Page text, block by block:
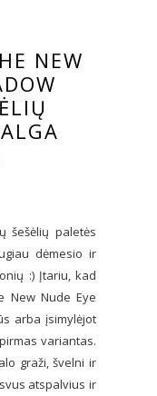
NEW
šešėlių paletės
dėmesio ir
:) Įtariu, kad
New Nude Eye
arba įsimylėjot
variantas.
graži, švelni ir
atspalvius ir